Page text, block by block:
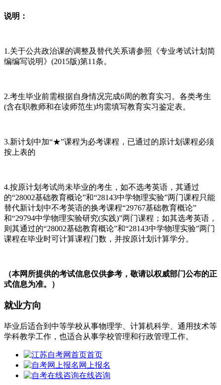
说明：
1.关于公共政治课的调整及替代关系请参照《专业考试计划简
编编写说明》(2015版)第11条。
2.考生毕业前需根据自身情况完成6周的教育实习。各类考生
(含在职教师和在读师范生)均需填写教育实习鉴定表。
3.新计划中加“★”课程为必考课程，已通过的原计划课程必须
按上表的
4.按原计划考试尚未毕业的考生，如不选考英语，其通过
的“28002基础教育概论”和“28143中学物理实验”两门课程只能
替代新计划中不考英语的换考课程“29767基础教育概论”
和“29794中学物理实验研究(实践)”两门课程；如其选考英语，
则其通过的“28002基础教育概论”和“28143中学物理实验”两门
课程在毕业时可计算课程门数，并按原计划计算学分。
（本网所提供的考试信息仅供参考，敬请以权威部门公布的正
式信息为准。）
就业方向
毕业后适合到中等学校从事物理学、计算机科学、通用技术等
学科教学工作，也适合从事学校管理和行政管理工作。
首页
网上报名
在线咨询